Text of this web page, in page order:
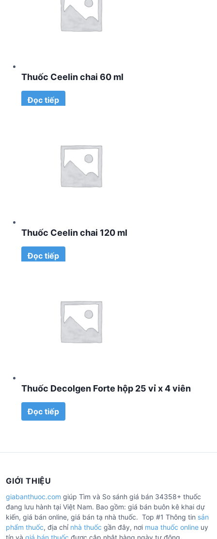
Thuốc Ceelin chai 60 ml
Đọc tiếp
Thuốc Ceelin chai 120 ml
Đọc tiếp
Thuốc Decolgen Forte hộp 25 vỉ x 4 viên
Đọc tiếp
GIỚI THIỆU
giabanthuoc.com giúp Tìm và So sánh giá bán 34358+ thuốc
đang lưu hành tại Việt Nam. Bao gồm: giá bán buôn kê khai dự
kiến, giá bán online, giá bán tạ nhà thuốc. Top #1 Thông tin sản
phẩm thuốc, địa chỉ nhà thuốc gần đây, nơi mua thuốc online uy